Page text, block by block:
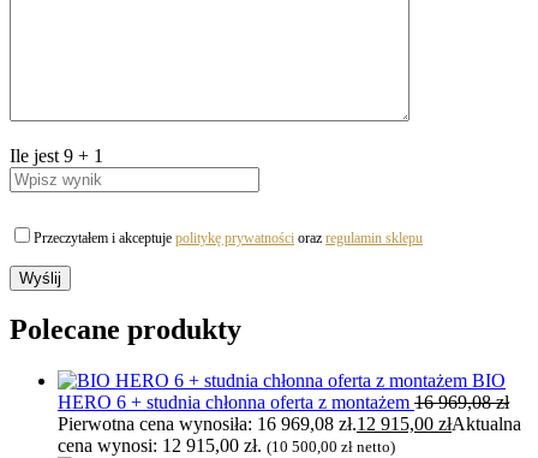
Ile jest 9 + 1
Przeczytałem i akceptuje politykę prywatności oraz regulamin sklepu
Polecane produkty
BIO
HERO 6 + studnia chłonna oferta z montażem 16 969,08zł
Pierwotna cena wynosiła: 16 969,08 zł.12 915,00 złAktualna
cena wynosi: 12 915,00 zł. (10 500,00 zł netto)